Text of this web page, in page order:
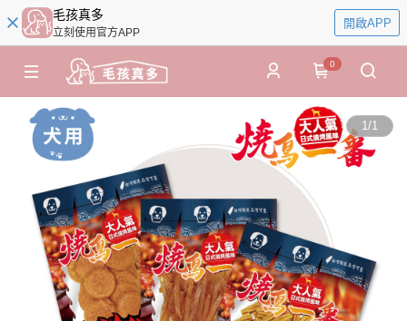
毛孩真多
立刻使用官方APP
開啟APP
0
1/1